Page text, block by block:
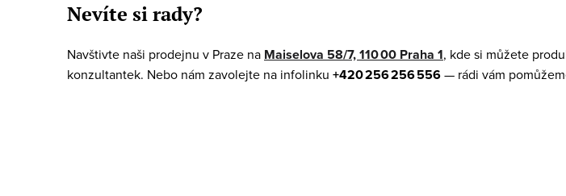
l
á
d
Nevíte si rady?
Navštivte naši prodejnu v Praze na Maiselova 58/7, 110 00 Praha 1, kde si můžete
konzultantek. Nebo nám zavolejte na infolinku +420 256 256 556— rádi vám